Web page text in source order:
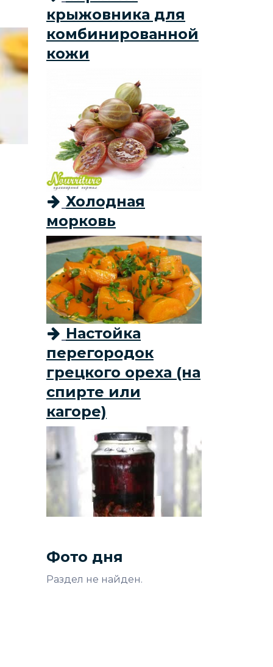
крыжовника для
комбинированной
кожи
Холодная
морковь
Настойка
перегородок
грецкого ореха (на
спирте или
кагоре)
Фото дня
Раздел не найден.